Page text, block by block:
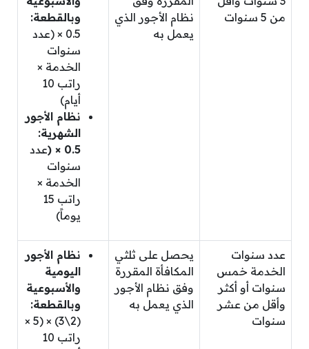
من 5 سنوات
نظام الأجور الذي
يعمل به
وبالقطعة:
0.5 × (عدد
سنوات
الخدمة ×
راتب 10
أيام)
نظام الأجور
الشهرية:
0.5 × (
عدد
سنوات
الخدمة ×
راتب 15
يوماً)
عدد سنوات
الخدمة خمس
سنوات أو أكثر
وأقل من عشر
سنوات
يحصل على ثلثي
المكافأة المقررة
وفق نظام الأجور
الذي يعمل به
نظام الأجور
اليومية
والأسبوعية
وبالقطعة:
(2\3) × (5 ×
راتب 10